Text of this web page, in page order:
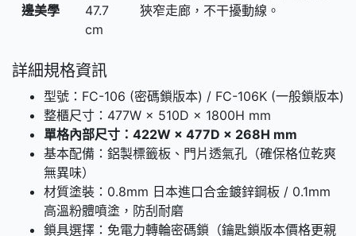
邊美學
47.7
cm
狹窄走廊，不干擾動線。
詳細規格資訊
型號：FC-106 (密碼鎖版本) / FC-106K (一般鎖版本)
整櫃尺寸：477W × 510D × 1800H mm
單格內部尺寸：422W × 477D × 268H mm
基本配備：鋁製標籤板、門片透氣孔（確保格位乾爽
無異味）
材質塗裝：0.8mm 日本進口合金鍍鋅鋼板 / 0.1mm
高溫粉體噴塗，防刮耐磨
鎖具選擇：免電力轉輪密碼鎖（鑰匙鎖版本價格更親